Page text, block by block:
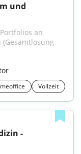
und
an
Vollzeit